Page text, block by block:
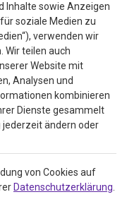
Inhalte sowie Anzeigen
soziale Medien zu
verwenden wir
Wir teilen auch
Website mit
Analysen und
kombinieren
Dienste gesammelt
jederzeit ändern oder
von Cookies auf
Datenschutzerklärung